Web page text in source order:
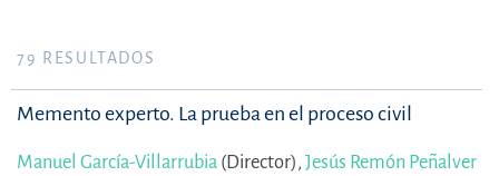
79 RESULTADOS
Memento experto. La prueba en el proceso civil
Manuel García-Villarrubia (Director), Jesús Remón Peñalver